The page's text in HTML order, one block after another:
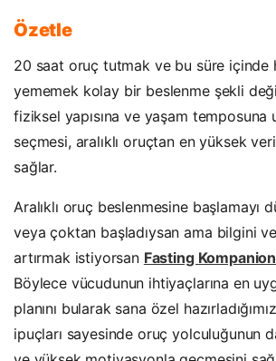
Özetle
20 saat oruç tutmak ve bu süre içinde
yememek kolay bir beslenme şekli
fiziksel yapısına ve yaşam temposuna
seçmesi, aralıklı oruçtan en yüksek
sağlar.
Aralıklı oruç beslenmesine başlamayı
veya çoktan başladıysan ama bilgini
artırmak istiyorsan Fasting Kompanion
Böylece vücudunun ihtiyaçlarına en
planını bularak sana özel
ipuçları sayesinde oruç yolculuğunun